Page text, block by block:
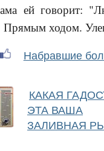
ей говорит:
ходом.
Набравшие
КАКАЯ
ЭТА ВАША
ЗАЛИВНАЯ